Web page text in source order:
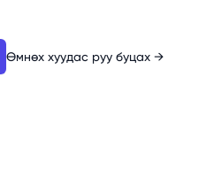
Өмнөх хуудас руу буцах →